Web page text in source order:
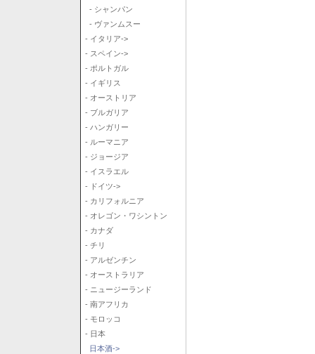
- シャンパン
- ヴァンムスー
- イタリア->
- スペイン->
- ポルトガル
- イギリス
- オーストリア
- ブルガリア
- ハンガリー
- ルーマニア
- ジョージア
- イスラエル
- ドイツ->
- カリフォルニア
- オレゴン・ワシントン
- カナダ
- チリ
- アルゼンチン
- オーストラリア
- ニュージーランド
- 南アフリカ
- モロッコ
- 日本
日本酒->